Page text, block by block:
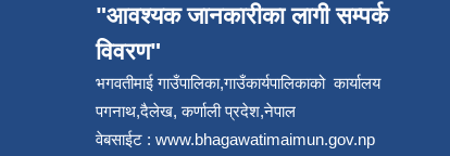
"आवश्यक जानकारीका लागी सम्पर्क
विवरण"
भगवतीमाई गाउँपालिका,गाउँकार्यपालिकाको कार्यालय
पगनाथ,दैलेख, कर्णाली प्रदेश,नेपाल
वेबसाईट : www.bhagawatimaimun.gov.np